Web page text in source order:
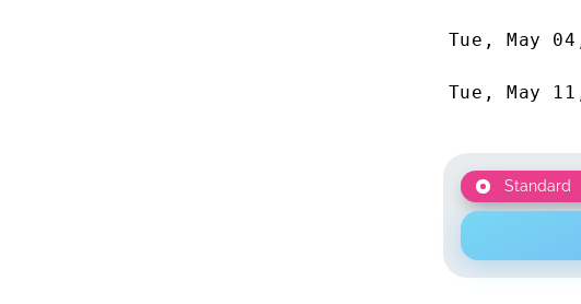
Tue, May
Tue, May
Standard